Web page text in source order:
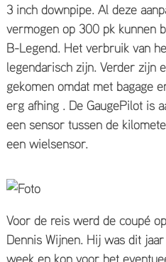
3 inch downpipe. Al deze
vermogen op 300 pk kunnen
B-Legend. Het verbruik van
legendarisch zijn. Verder zijn
gekomen omdat met bagage
erg afhing . De GaugePilot is
een sensor tussen de
een wielsensor.
Voor de reis werd de coupé
Dennis Wijnen. Hij was dit
week en kon voor het